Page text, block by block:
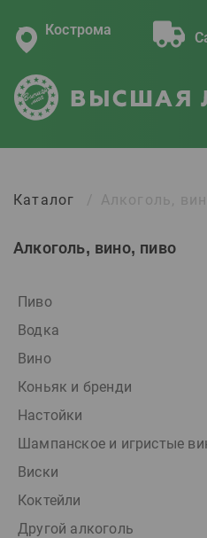
Кострома
Каталог Алкоголь,
Алкоголь, вино, пиво
Пиво
Водка
Вино
Коньяк и бренди
Настойки
Шампанское и игристые
Виски
Коктейли
Другой алкоголь